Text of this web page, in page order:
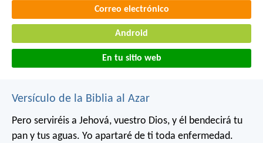
Correo electrónico
Android
En tu sitio web
Versículo de la Biblia al Azar
Pero serviréis a Jehová, vuestro Dios, y él bendecirá tu
pan y tus aguas. Yo apartaré de ti toda enfermedad.